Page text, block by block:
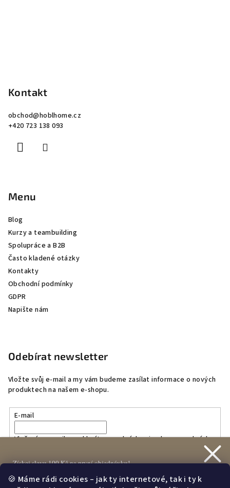
🍪 Máme rádi cookies – jak ty internetové, tak i ty k
Kontakt
obchod@hoblhome.cz
+420 723 138 093
Menu
Blog
Kurzy a teambuilding
Spolupráce a B2B
Často kladené otázky
Kontakty
Obchodní podmínky
GDPR
Napište nám
Odebírat newsletter
Vložte svůj e-mail a my vám budeme zasílat informace o nových
produktech na našem e-shopu.
E-mail
Vložením e-mailu souhlasíte spodmínkami ochrany osobních
Přihlásit se
Získej slevu 100 Kč na první objednávku!